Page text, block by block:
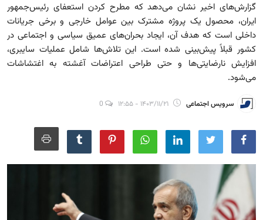
گزارش
تحلیل
سیاست
جامعه
مجله
عکس
فارسی
گزارش‌های اخیر نشان می‌دهد که مطرح کردن استعفای رئیس‌جمهور
ایران، محصول یک پروژه مشترک بین عوامل خارجی و برخی جریانات
داخلی است که هدف آن، ایجاد بحران‌های عمیق سیاسی و اجتماعی در
کشور قبلاً پیش‌بینی شده است. این تلاش‌ها شامل عملیات سایبری،
افزایش نارضایتی‌ها و حتی طراحی اعتراضات آغشته به اغتشاشات
می‌شود.
سرویس اجتماعی ۱۴۰۳/۱۱/۲۱ - ۱۲:۵۵